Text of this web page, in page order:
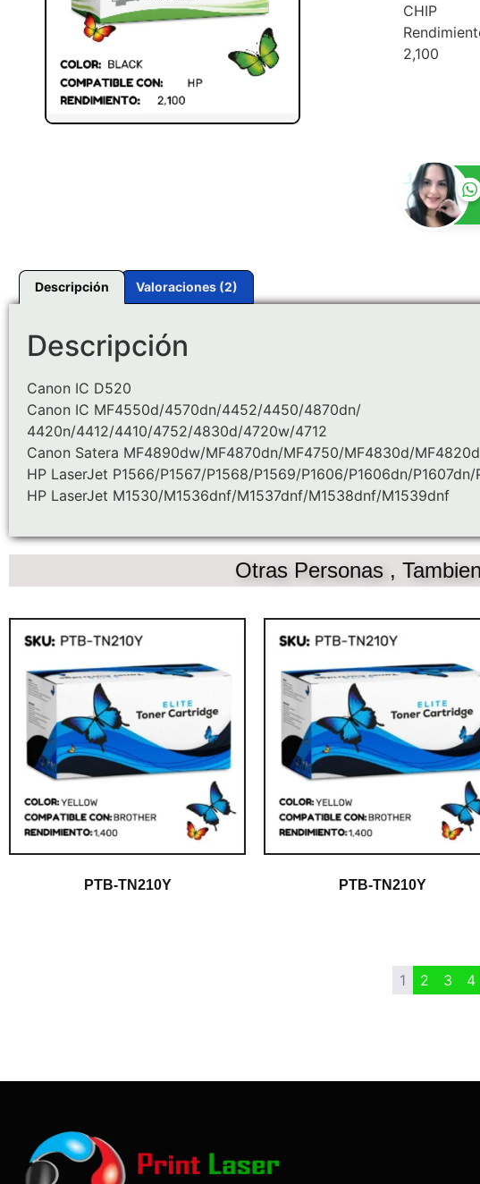
CHIP
2,100
Descripción Valoraciones (2)
Descripción
Canon IC D520
Canon IC MF4550d/4570dn/4452/4450/4870dn/
4420n/4412/4410/4752/4830d/4720w/4712
Canon Satera MF4890dw/MF4870dn/MF4750/MF4830d/
HP LaserJet P1566/P1567/P1568/P1569/P1606/P1606dn/
HP LaserJet M1530/M1536dnf/M1537dnf/M1538dnf/M1539dnf
Otras Personas ,
PTB-TN210Y PTB-TN210Y
1 2 3 4